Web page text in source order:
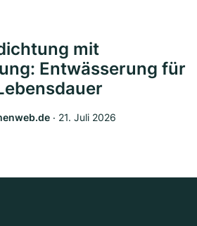
mit
Entwässerung für
‧ 21. Juli 2026